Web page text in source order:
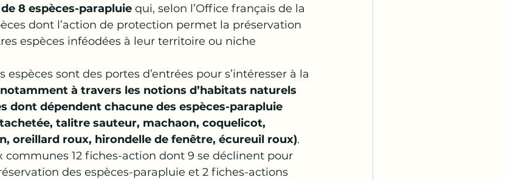
8 espèces-parapluie qui, selon l’Office français de la
dont l’action de protection permet la préservation
espèces inféodées à leur territoire ou niche
espèces sont des portes d’entrées pour s’intéresser à la
notamment à travers les notions d’habitats naturels
dont dépendent chacune des espèces-parapluie
talitre sauteur, machaon, coquelicot,
oreillard roux, hirondelle de fenêtre, écureuil roux).
communes 12 fiches-action dont 9 se déclinent pour
des espèces-parapluie et 2 fiches-actions